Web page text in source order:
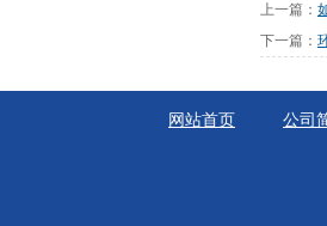
上一篇：
下一篇：
网站首页 公司